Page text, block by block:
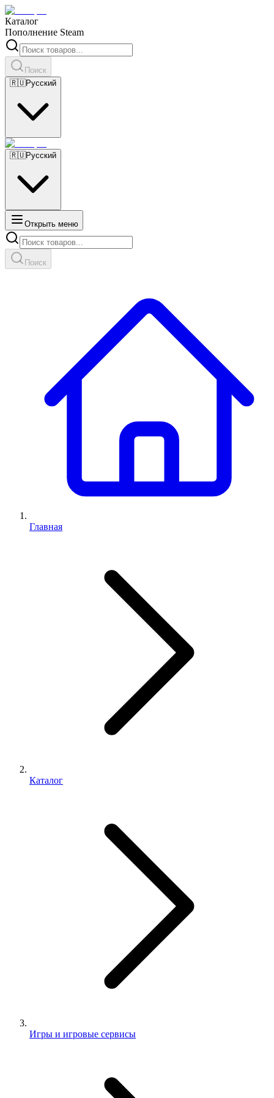
Каталог
Пополнение Steam
Поиск
🇷🇺Русский
🇷🇺Русский
Открыть меню
Поиск
Главная
Каталог
Игры и игровые сервисы